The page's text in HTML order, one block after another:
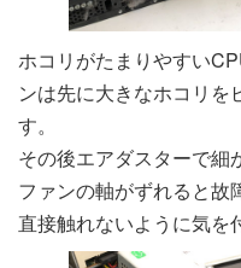
ホコリがたまりやすい
ンは先に大きなホコリを
す。
その後エアダスターで細
ファンの軸がずれると故
直接触れないように気を